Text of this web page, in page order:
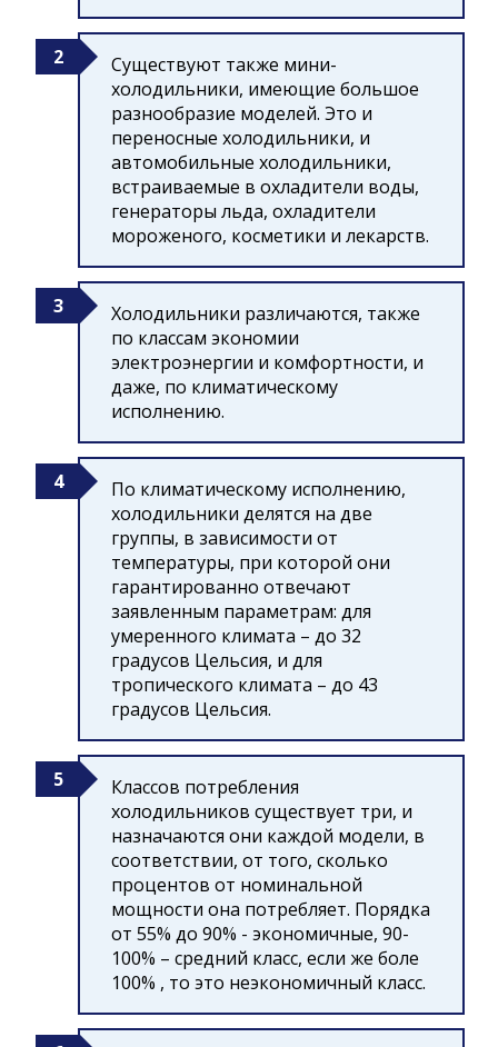
Существуют также мини-
холодильники, имеющие большое
разнообразие моделей. Это и
переносные холодильники, и
автомобильные холодильники,
встраиваемые в охладители воды,
генераторы льда, охладители
мороженого, косметики и лекарств.
Холодильники различаются, также
по классам экономии
электроэнергии и комфортности, и
даже, по климатическому
исполнению.
По климатическому исполнению,
холодильники делятся на две
группы, в зависимости от
температуры, при которой они
гарантированно отвечают
заявленным параметрам: для
умеренного климата – до 32
градусов Цельсия, и для
тропического климата – до 43
градусов Цельсия.
Классов потребления
холодильников существует три, и
назначаются они каждой модели, в
соответствии, от того, сколько
процентов от номинальной
мощности она потребляет. Порядка
от 55% до 90% - экономичные, 90-
100% – средний класс, если же боле
100% , то это неэкономичный класс.